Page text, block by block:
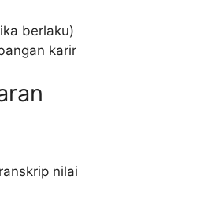
berlaku)
karir
nilai